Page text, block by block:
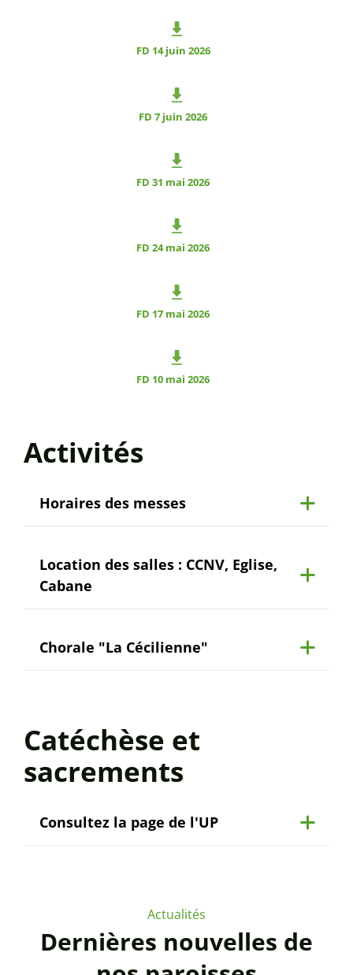
FD 14 juin 2026
FD 7 juin 2026
FD 31 mai 2026
FD 24 mai 2026
FD 17 mai 2026
FD 10 mai 2026
Activités
Horaires des messes
Location des salles : CCNV, Eglise,
Cabane
Chorale "La Cécilienne"
Catéchèse et
sacrements
Consultez la page de l'UP
Actualités
Dernières nouvelles de